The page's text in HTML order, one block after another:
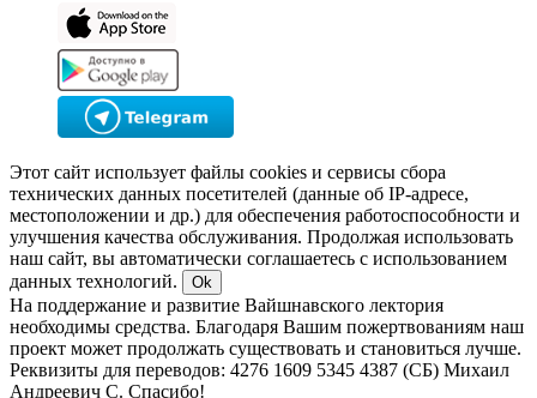
Этот сайт использует файлы cookies и сервисы сбора
технических данных посетителей (данные об IP-адресе,
местоположении и др.) для обеспечения работоспособности и
улучшения качества обслуживания. Продолжая использовать
наш сайт, вы автоматически соглашаетесь с использованием
данных технологий.
Ok
На поддержание и развитие Вайшнавского лектория
необходимы средства. Благодаря Вашим пожертвованиям наш
проект может продолжать существовать и становиться лучше.
Реквизиты для переводов: 4276 1609 5345 4387 (СБ) Михаил
Андреевич С. Спасибо!